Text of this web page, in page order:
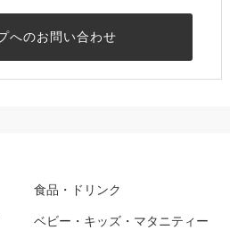
へのお問い合わせ
食品・ドリンク
ベビー・キッズ・マタニティー